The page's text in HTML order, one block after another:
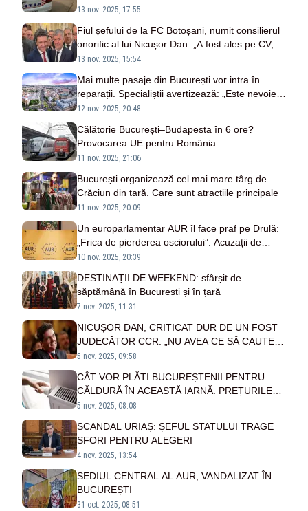
13 nov. 2025, 17:55
Fiul șefului de la FC Botoșani, numit consilierul
onorific al lui Nicușor Dan: „A fost ales pe CV,
nu m-am băgat”
13 nov. 2025, 15:54
Mai multe pasaje din București vor intra în
reparații. Specialiștii avertizează: „Este nevoie
urgentă de consolidare din lipsa mentenanței”
12 nov. 2025, 20:48
Călătorie București–Budapesta în 6 ore?
Provocarea UE pentru România
11 nov. 2025, 21:06
București organizează cel mai mare târg de
Crăciun din țară. Care sunt atracțiile principale
11 nov. 2025, 20:09
Un europarlamentar AUR îl face praf pe Drulă:
„Frica de pierderea osciorului”. Acuzații de
șantaj pe tema metroului de Otopeni
10 nov. 2025, 20:39
DESTINAȚII DE WEEKEND: sfârșit de
săptămână în București și în țară
7 nov. 2025, 11:31
NICUȘOR DAN, CRITICAT DUR DE UN FOST
JUDECĂTOR CCR: „NU AVEA CE SĂ CAUTE
LÂNGĂ DRULĂ”
5 nov. 2025, 09:58
CÂT VOR PLĂTI BUCUREȘTENII PENTRU
CĂLDURĂ ÎN ACEASTĂ IARNĂ. PREȚURILE
ANUNȚATE DE ANRE
5 nov. 2025, 08:08
SCANDAL URIAȘ: ȘEFUL STATULUI TRAGE
SFORI PENTRU ALEGERI
4 nov. 2025, 13:54
SEDIUL CENTRAL AL AUR, VANDALIZAT ÎN
BUCUREȘTI
31 oct. 2025, 08:51